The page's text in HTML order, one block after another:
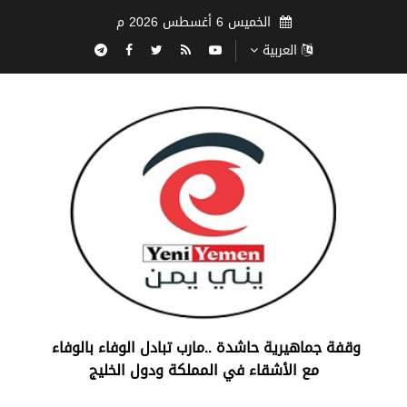
الخميس 6 أغسطس 2026 م
العربية
‏وقفة جماهيرية حاشدة ..مارب ‏تبادل الوفاء بالوفاء ‏
مع الأشقاء في المملكة ودول الخليج